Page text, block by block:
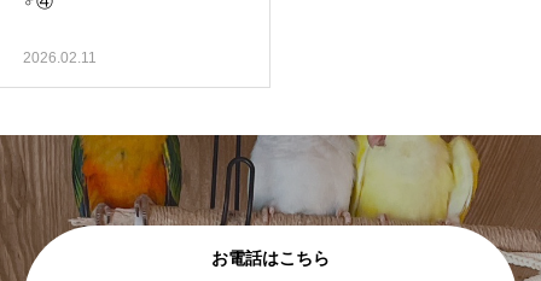
2026.02.11
お電話はこちら